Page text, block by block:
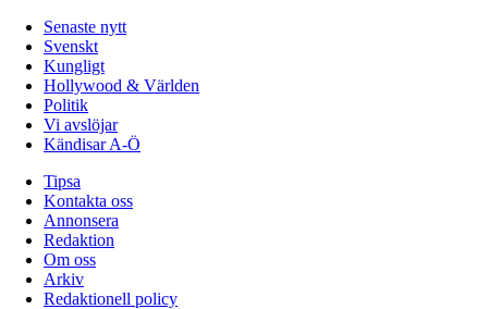
Senaste nytt
Svenskt
Kungligt
Hollywood & Världen
Politik
Vi avslöjar
Kändisar A-Ö
Tipsa
Kontakta oss
Annonsera
Redaktion
Om oss
Arkiv
Redaktionell policy